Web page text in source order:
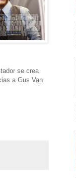
se crea
a Gus Van